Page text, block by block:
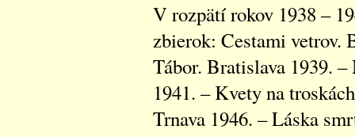
V rozpätí rokov 1938 –
zbierok: Cestami vetrov.
Tábor. Bratislava 1939.
1941. – Kvety na
Trnava 1946. – Láska